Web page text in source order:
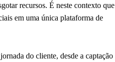
recursos. É neste contexto que
em uma única plataforma de
do cliente, desde a captação